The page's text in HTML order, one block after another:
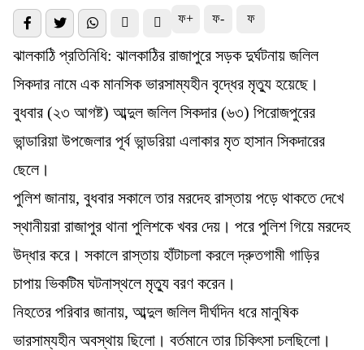
ফ+ ফ- ফ
ঝালকাঠি প্রতিনিধি: ঝালকাঠির রাজাপুরে সড়ক দুর্ঘটনায় জলিল
সিকদার নামে এক মানসিক ভারসাম্যহীন বৃদ্ধের মৃত্যু হয়েছে।
বুধবার (২৩ আগষ্ট) আব্দুল জলিল সিকদার (৬৩) পিরোজপুরের
ভান্ডারিয়া উপজেলার পূর্ব ভান্ডরিয়া এলাকার মৃত হাসান সিকদারের
ছেলে।
পুলিশ জানায়, বুধবার সকালে তার মরদেহ রাস্তায় পড়ে থাকতে দেখে
স্থানীয়রা রাজাপুর থানা পুলিশকে খবর দেয়। পরে পুলিশ গিয়ে মরদেহ
উদ্ধার করে। সকালে রাস্তায় হাঁটাচলা করলে দ্রুতগামী গাড়ির
চাপায় ভিকটিম ঘটনাস্থলে মৃত্যু বরণ করেন।
নিহতের পরিবার জানায়, আব্দুল জলিল দীর্ঘদিন ধরে মানুষিক
ভারসাম্যহীন অবস্থায় ছিলো। বর্তমানে তার চিকিৎসা চলছিলো।